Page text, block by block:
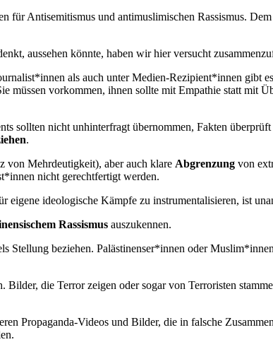
Antisemitismus und antimuslimischen Rassismus.
aussehen könnte, haben wir hier versucht
als auch unter Medien-Rezipient*innen gibt
müssen vorkommen, ihnen sollte mit Empathie statt mit
sollten nicht unhinterfragt übernommen, Fakten
.
von Mehrdeutigkeit), aber auch klare Abgrenzung von
nicht gerechtfertigt werden.
ideologische Kämpfe zu instrumentalisieren, ist
Rassismus auszukennen.
Stellung beziehen. Palästinenser*innen oder
Bilder, die Terror zeigen oder sogar von Terroristen
Propaganda-Videos und Bilder, die in falsche